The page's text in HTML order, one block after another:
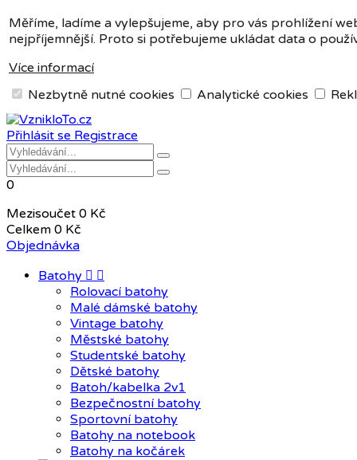
Měříme, ladíme a vylepšujeme, aby pro vás prohlížení
nejpříjemnější. Proto si potřebujeme ukládat data o
Více informací
Nezbytně nutné cookies
Analytické cookies
Měna:
CZK
CZK
EUR
+420 604 408 411
Přihlásit se Registrace
0
Mezisoučet 0 Kč
Celkem 0 Kč
Objednávka
Batohy  
Rolovací batohy
Malé dámské batohy
Vintage batohy
Městské batohy
Studentské batohy
Dětské batohy
Batoh/kabelka 2v1
Bezpečnostní batohy
Sportovní batohy
Batohy na notebook
Batohy na kočárek